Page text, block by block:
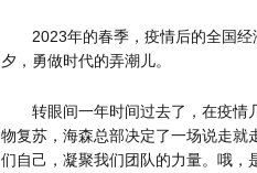
2023年的春季，疫情后的全国
夕，勇做时代的弄潮儿。
转眼间一年时间过去了，在疫情
物复苏，海森总部决定了一场说走就
们自己，凝聚我们团队的力量。哦，